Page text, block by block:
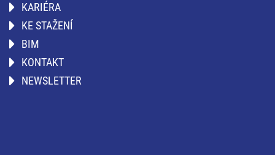
KARIÉRA
KE STAŽENÍ
BIM
KONTAKT
NEWSLETTER